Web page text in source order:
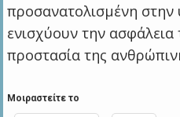
προσανατολισμένη
ενισχύουν την
προστασία της
Μοιραστείτε το